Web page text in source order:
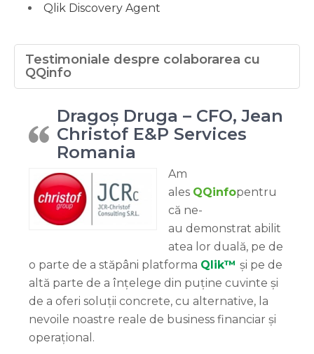
Qlik Discovery Agent
Testimoniale despre colaborarea cu
QQinfo
Dragoș Druga – CFO, Jean
Christof E&P Services
Romania
Am
ales QQinfopentru
că ne-
au demonstrat abilit
atea lor duală, pe de
o parte de a stăpâni platforma Qlik™ și pe de
altă parte de a înțelege din puține cuvinte și
de a oferi soluții concrete, cu alternative, la
nevoile noastre reale de business financiar și
operațional.